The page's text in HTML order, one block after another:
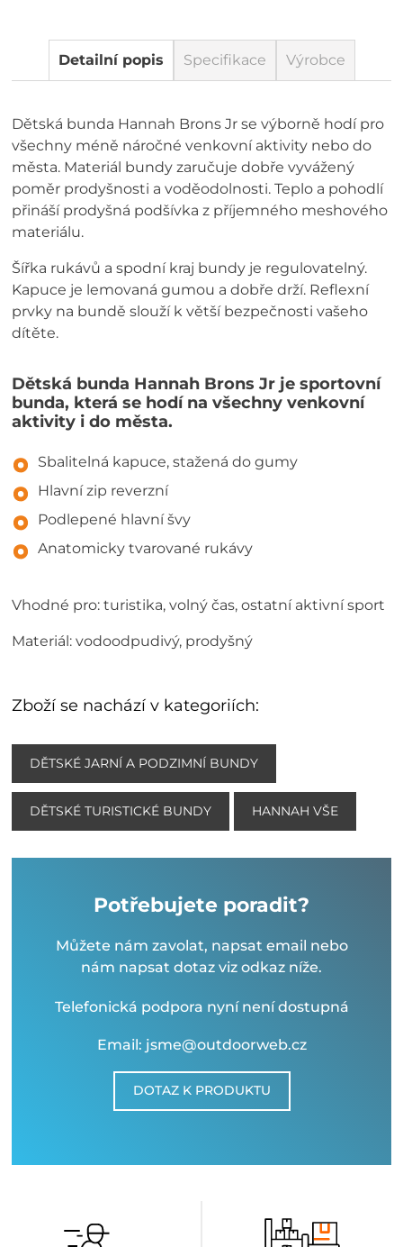
Detailní popis Specifikace Výrobce
Dětská bunda Hannah Brons Jr se výborně hodí pro
všechny méně náročné venkovní aktivity nebo do
města. Materiál bundy zaručuje dobře vyvážený
poměr prodyšnosti a voděodolnosti. Teplo a pohodlí
přináší prodyšná podšívka z příjemného meshového
materiálu.
Šířka rukávů a spodní kraj bundy je regulovatelný.
Kapuce je lemovaná gumou a dobře drží. Reflexní
prvky na bundě slouží k větší bezpečnosti vašeho
dítěte.
Dětská bunda Hannah Brons Jr je sportovní
bunda, která se hodí na všechny venkovní
aktivity i do města.
Sbalitelná kapuce, stažená do gumy
Hlavní zip reverzní
Podlepené hlavní švy
Anatomicky tvarované rukávy
Vhodné pro: turistika, volný čas, ostatní aktivní sport
Materiál: vodoodpudivý, prodyšný
Zboží se nachází v kategoriích:
DĚTSKÉ JARNÍ A PODZIMNÍ BUNDY
DĚTSKÉ TURISTICKÉ BUNDY HANNAH VŠE
Potřebujete poradit?
Můžete nám zavolat, napsat email nebo
nám napsat dotaz viz odkaz níže.
Telefonická podpora nyní není dostupná
Email: jsme@outdoorweb.cz
DOTAZ K PRODUKTU